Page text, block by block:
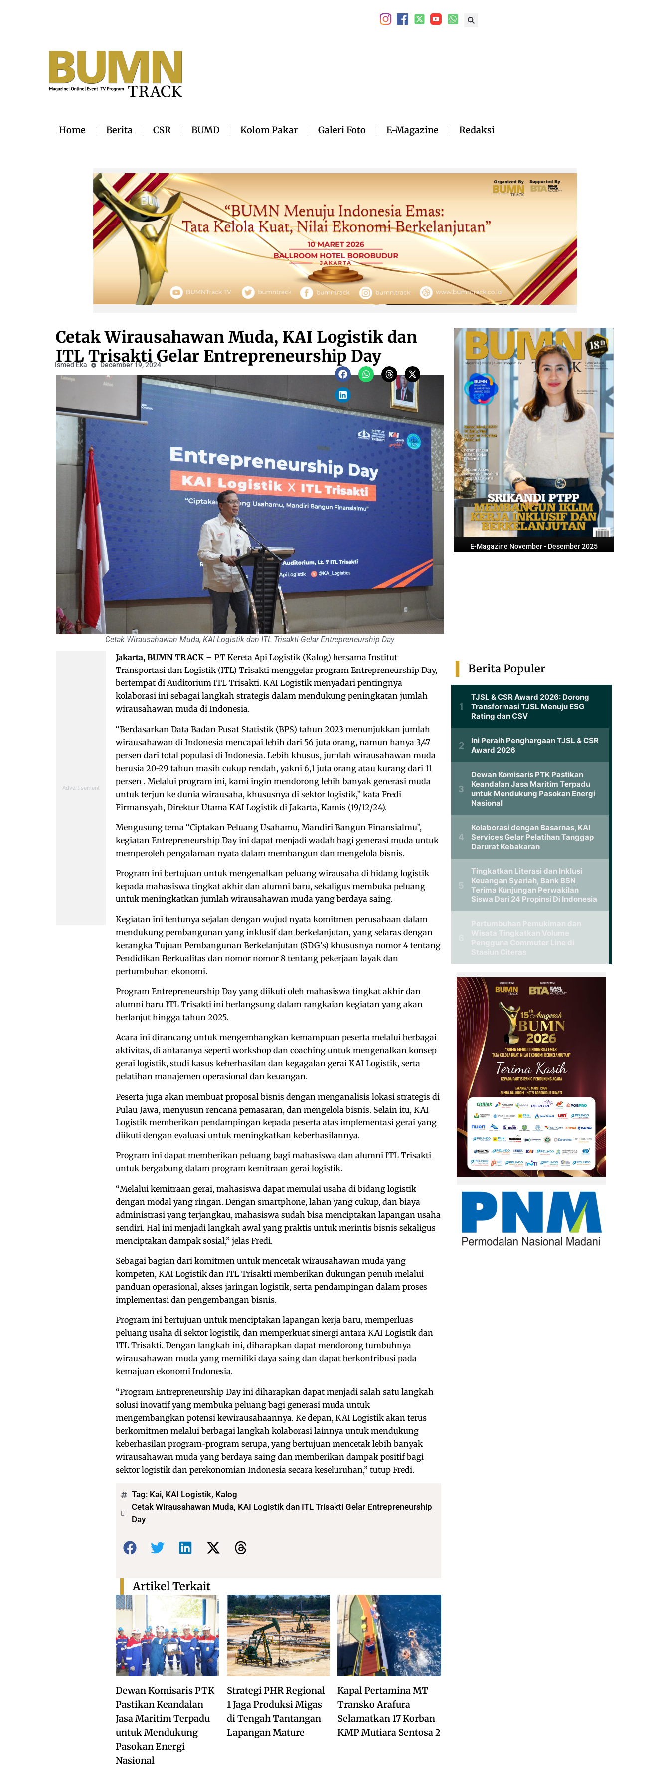
Home Berita CSR BUMD Kolom Pakar Galeri Foto E-Magazine Redaksi
Cetak Wirausahawan Muda, KAI Logistik dan
ITL Trisakti Gelar Entrepreneurship Day
Ismed Eka December 19, 2024
Cetak Wirausahawan Muda, KAI Logistik dan ITL Trisakti Gelar Entrepreneurship Day
E-Magazine November - Desember 2025
Jakarta, BUMN TRACK – PT Kereta Api Logistik (Kalog) bersama Institut
Transportasi dan Logistik (ITL) Trisakti menggelar program Entrepreneurship Day,
bertempat di Auditorium ITL Trisakti. KAI Logistik menyadari pentingnya
kolaborasi ini sebagai langkah strategis dalam mendukung peningkatan jumlah
wirausahawan muda di Indonesia.
“Berdasarkan Data Badan Pusat Statistik (BPS) tahun 2023 menunjukkan jumlah
wirausahawan di Indonesia mencapai lebih dari 56 juta orang, namun hanya 3,47
persen dari total populasi di Indonesia. Lebih khusus, jumlah wirausahawan muda
berusia 20-29 tahun masih cukup rendah, yakni 6,1 juta orang atau kurang dari 11
persen . Melalui program ini, kami ingin mendorong lebih banyak generasi muda
untuk terjun ke dunia wirausaha, khususnya di sektor logistik,” kata Fredi
Firmansyah, Direktur Utama KAI Logistik di Jakarta, Kamis (19/12/24).
Mengusung tema “Ciptakan Peluang Usahamu, Mandiri Bangun Finansialmu”,
kegiatan Entrepreneurship Day ini dapat menjadi wadah bagi generasi muda untuk
memperoleh pengalaman nyata dalam membangun dan mengelola bisnis.
Program ini bertujuan untuk mengenalkan peluang wirausaha di bidang logistik
kepada mahasiswa tingkat akhir dan alumni baru, sekaligus membuka peluang
untuk meningkatkan jumlah wirausahawan muda yang berdaya saing.
Kegiatan ini tentunya sejalan dengan wujud nyata komitmen perusahaan dalam
mendukung pembangunan yang inklusif dan berkelanjutan, yang selaras dengan
kerangka Tujuan Pembangunan Berkelanjutan (SDG’s) khususnya nomor 4 tentang
Pendidikan Berkualitas dan nomor nomor 8 tentang pekerjaan layak dan
pertumbuhan ekonomi.
Program Entrepreneurship Day yang diikuti oleh mahasiswa tingkat akhir dan
alumni baru ITL Trisakti ini berlangsung dalam rangkaian kegiatan yang akan
berlanjut hingga tahun 2025.
Acara ini dirancang untuk mengembangkan kemampuan peserta melalui berbagai
aktivitas, di antaranya seperti workshop dan coaching untuk mengenalkan konsep
gerai logistik, studi kasus keberhasilan dan kegagalan gerai KAI Logistik, serta
pelatihan manajemen operasional dan keuangan.
Peserta juga akan membuat proposal bisnis dengan menganalisis lokasi strategis di
Pulau Jawa, menyusun rencana pemasaran, dan mengelola bisnis. Selain itu, KAI
Logistik memberikan pendampingan kepada peserta atas implementasi gerai yang
diikuti dengan evaluasi untuk meningkatkan keberhasilannya.
Program ini dapat memberikan peluang bagi mahasiswa dan alumni ITL Trisakti
untuk bergabung dalam program kemitraan gerai logistik.
“Melalui kemitraan gerai, mahasiswa dapat memulai usaha di bidang logistik
dengan modal yang ringan. Dengan smartphone, lahan yang cukup, dan biaya
administrasi yang terjangkau, mahasiswa sudah bisa menciptakan lapangan usaha
sendiri. Hal ini menjadi langkah awal yang praktis untuk merintis bisnis sekaligus
menciptakan dampak sosial,” jelas Fredi.
Sebagai bagian dari komitmen untuk mencetak wirausahawan muda yang
kompeten, KAI Logistik dan ITL Trisakti memberikan dukungan penuh melalui
panduan operasional, akses jaringan logistik, serta pendampingan dalam proses
implementasi dan pengembangan bisnis.
Program ini bertujuan untuk menciptakan lapangan kerja baru, memperluas
peluang usaha di sektor logistik, dan memperkuat sinergi antara KAI Logistik dan
ITL Trisakti. Dengan langkah ini, diharapkan dapat mendorong tumbuhnya
wirausahawan muda yang memiliki daya saing dan dapat berkontribusi pada
kemajuan ekonomi Indonesia.
“Program Entrepreneurship Day ini diharapkan dapat menjadi salah satu langkah
solusi inovatif yang membuka peluang bagi generasi muda untuk
mengembangkan potensi kewirausahaannya. Ke depan, KAI Logistik akan terus
berkomitmen melalui berbagai langkah kolaborasi lainnya untuk mendukung
keberhasilan program-program serupa, yang bertujuan mencetak lebih banyak
wirausahawan muda yang berdaya saing dan memberikan dampak positif bagi
sektor logistik dan perekonomian Indonesia secara keseluruhan,” tutup Fredi.
Tag: Kai, KAI Logistik, Kalog
Cetak Wirausahawan Muda, KAI Logistik dan ITL Trisakti Gelar Entrepreneurship
Day
Bagikan:
Dewan Komisaris PTK
Pastikan Keandalan
Jasa Maritim Terpadu
untuk Mendukung
Pasokan Energi
Nasional
Strategi PHR Regional
1 Jaga Produksi Migas
di Tengah Tantangan
Lapangan Mature
Kapal Pertamina MT
Transko Arafura
Selamatkan 17 Korban
KMP Mutiara Sentosa 2
Artikel Terkait
Berita Populer